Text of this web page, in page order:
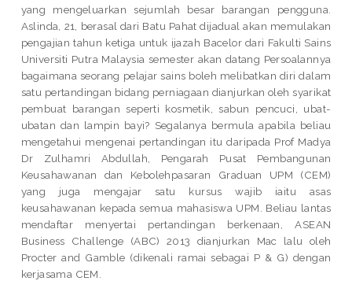
yang mengeluarkan sejumlah besar barangan pengguna.
Aslinda, 21, berasal dari Batu Pahat dijadual akan memulakan
pengajian tahun ketiga untuk ijazah Bacelor dari Fakulti Sains
Universiti Putra Malaysia semester akan datang Persoalannya
bagaimana seorang pelajar sains boleh melibatkan diri dalam
satu pertandingan bidang perniagaan dianjurkan oleh syarikat
pembuat barangan seperti kosmetik, sabun pencuci, ubat-
ubatan dan lampin bayi? Segalanya bermula apabila beliau
mengetahui mengenai pertandingan itu daripada Prof Madya
Dr Zulhamri Abdullah, Pengarah Pusat Pembangunan
Keusahawanan dan Kebolehpasaran Graduan UPM (CEM)
yang juga mengajar satu kursus wajib iaitu asas
keusahawanan kepada semua mahasiswa UPM. Beliau lantas
mendaftar menyertai pertandingan berkenaan, ASEAN
Business Challenge (ABC) 2013 dianjurkan Mac lalu oleh
Procter and Gamble (dikenali ramai sebagai P & G) dengan
kerjasama CEM.